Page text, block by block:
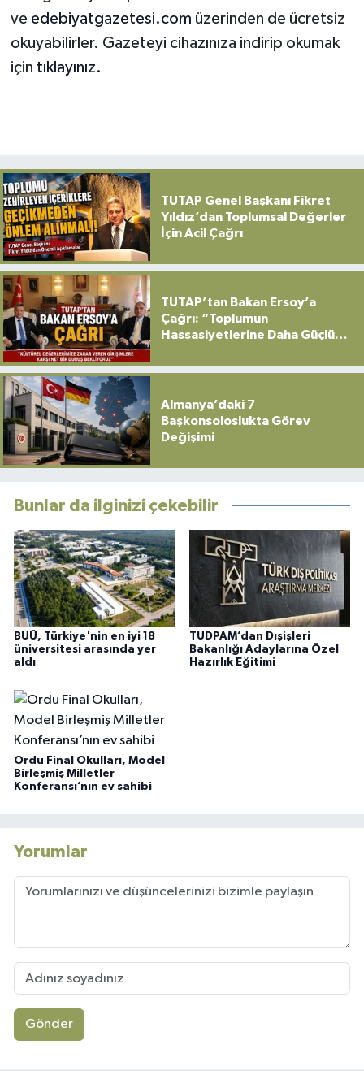
ve edebiyatgazetesi.com üzerinden de ücretsiz
okuyabilirler. Gazeteyi cihazınıza indirip okumak
için tıklayınız.
TUTAP Genel Başkanı Fikret
Yıldız’dan Toplumsal Değerler
İçin Acil Çağrı
TUTAP’tan Bakan Ersoy’a
Çağrı: “Toplumun
Hassasiyetlerine Daha Güçlü
Almanya’daki 7
Başkonsoloslukta Görev
Değişimi
Bunlar da ilginizi çekebilir
BUÜ, Türkiye'nin en iyi 18
üniversitesi arasında yer
aldı
TUDPAM’dan Dışişleri
Bakanlığı Adaylarına Özel
Hazırlık Eğitimi
Ordu Final Okulları, Model
Birleşmiş Milletler
Konferansı’nın ev sahibi
Yorumlar
Gönder